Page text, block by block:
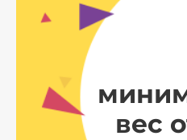
вес